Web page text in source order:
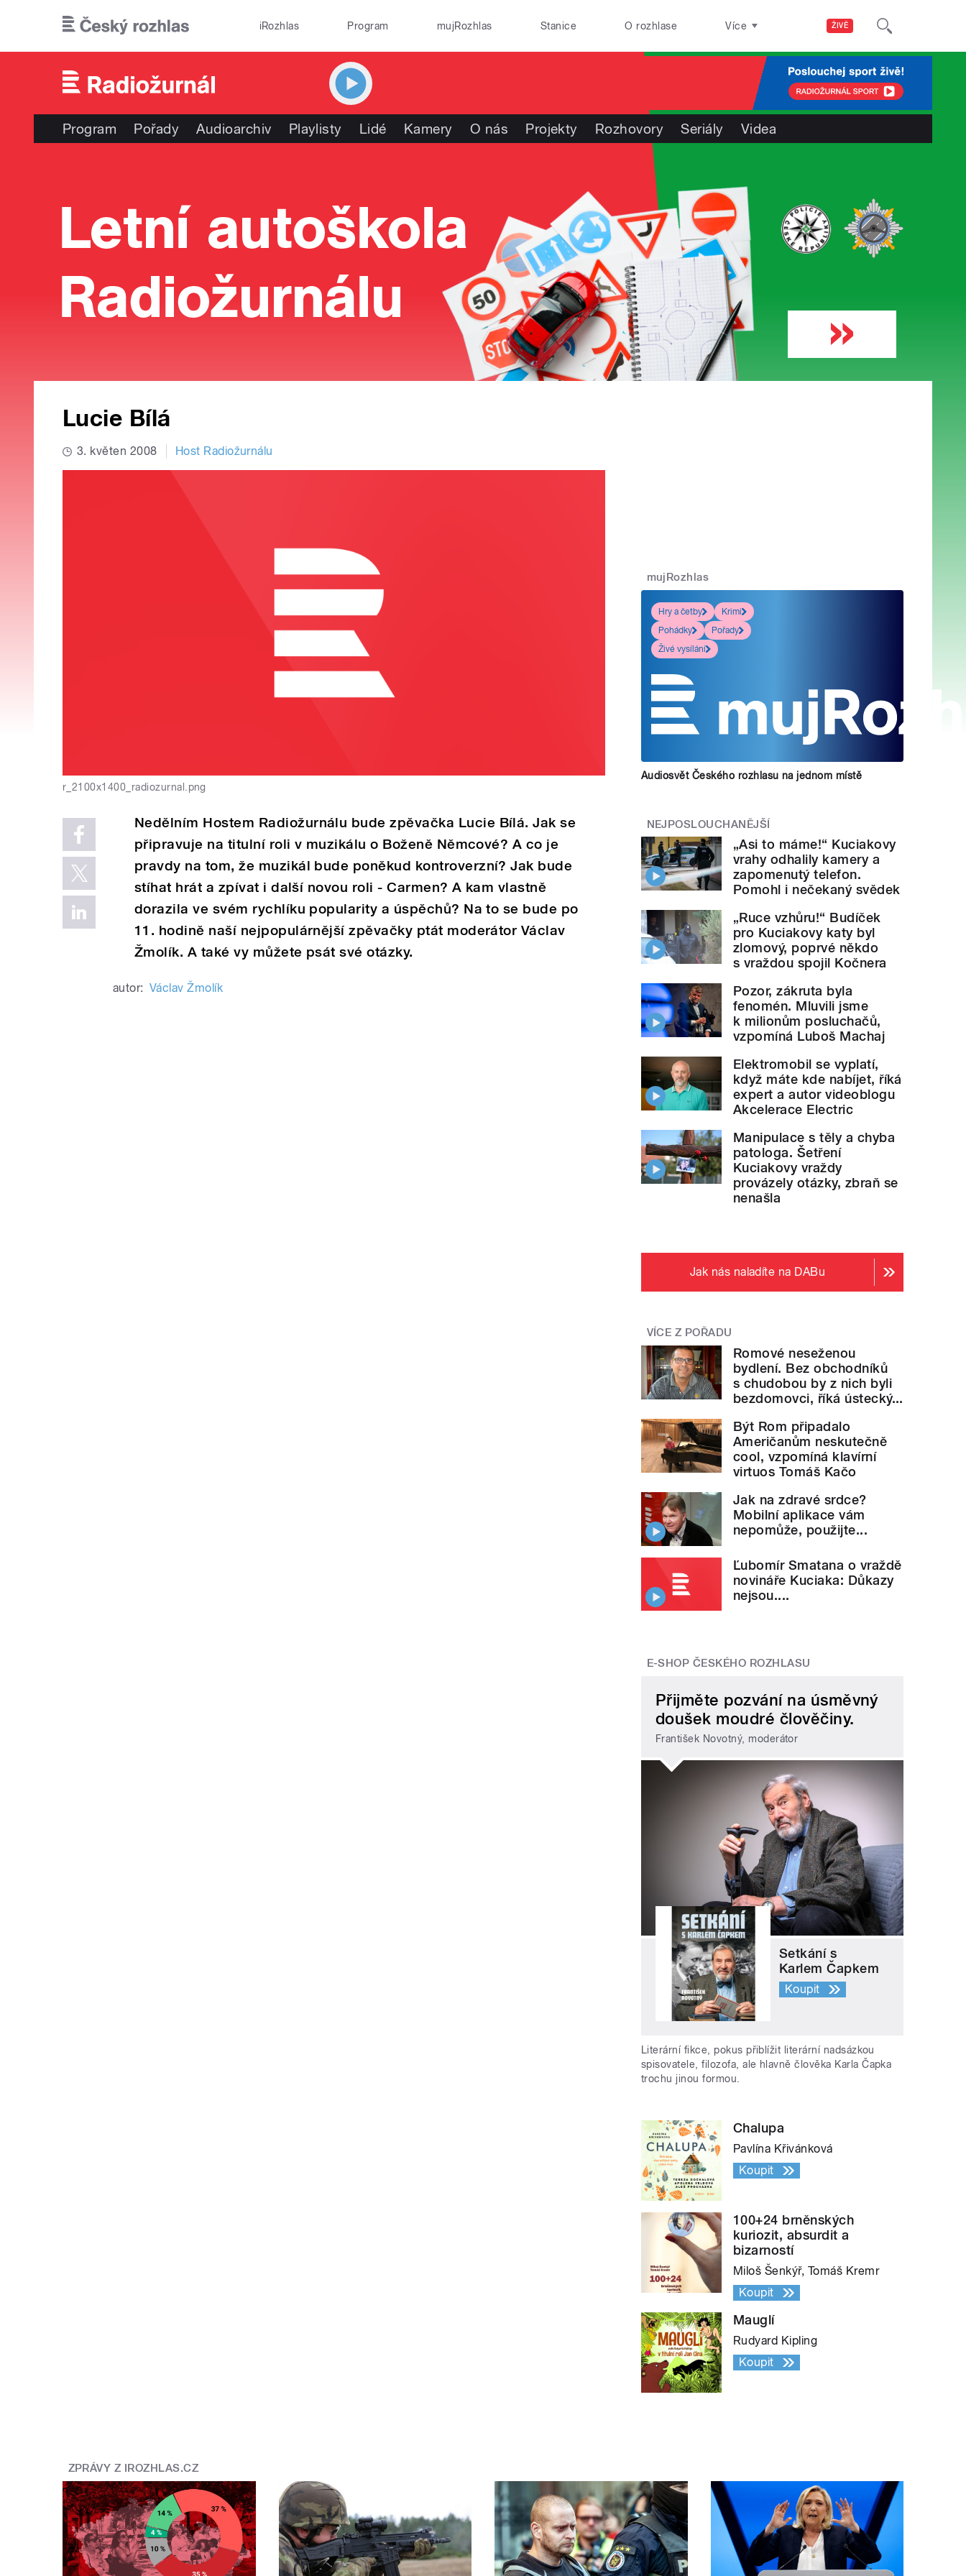
ŽIVĚ
iRozhlas Program mujRozhlas Stanice O rozhlase Více
Program Pořady Audioarchiv Playlisty Lidé Kamery O nás Projekty Rozhovory Seriály Videa
Lucie Bílá
3. květen 2008 Host Radiožurnálu
r_2100x1400_radiozurnal.png
Nedělním Hostem Radiožurnálu bude zpěvačka Lucie Bílá. Jak se
připravuje na titulní roli v muzikálu o Boženě Němcové? A co je
pravdy na tom, že muzikál bude poněkud kontroverzní? Jak bude
stíhat hrát a zpívat i další novou roli - Carmen? A kam vlastně
dorazila ve svém rychlíku popularity a úspěchů? Na to se bude po
11. hodině naší nejpopulárnější zpěvačky ptát moderátor Václav
Žmolík. A také vy můžete psát své otázky.
autor: Václav Žmolík
mujRozhlas
Hry a četby
Krimi
Pohádky
Pořady
Živé vysílání
Audiosvět Českého rozhlasu na jednom místě
NEJPOSLOUCHANĚJŠÍ
„Asi to máme!“ Kuciakovy
vrahy odhalily kamery a
zapomenutý telefon.
Pomohl i nečekaný svědek
„Ruce vzhůru!“ Budíček
pro Kuciakovy katy byl
zlomový, poprvé někdo
s vraždou spojil Kočnera
Pozor, zákruta byla
fenomén. Mluvili jsme
k milionům posluchačů,
vzpomíná Luboš Machaj
Elektromobil se vyplatí,
když máte kde nabíjet, říká
expert a autor videoblogu
Akcelerace Electric
Manipulace s těly a chyba
patologa. Šetření
Kuciakovy vraždy
provázely otázky, zbraň se
nenašla
Jak nás naladíte na DABu
VÍCE Z POŘADU
Romové neseženou
bydlení. Bez obchodníků
s chudobou by z nich byli
bezdomovci, říká ústecký...
Být Rom připadalo
Američanům neskutečně
cool, vzpomíná klavírní
virtuos Tomáš Kačo
Jak na zdravé srdce?
Mobilní aplikace vám
nepomůže, použijte...
Ľubomír Smatana o vraždě
novináře Kuciaka: Důkazy
nejsou....
E-SHOP ČESKÉHO ROZHLASU
Přijměte pozvání na úsměvný
doušek moudré člověčiny.
František Novotný, moderátor
Setkání s
Karlem Čapkem
Koupit
Literární fikce, pokus přiblížit literární nadsázkou
spisovatele, filozofa, ale hlavně člověka Karla Čapka
trochu jinou formou.
Chalupa
Pavlína Křivánková
Koupit
100+24 brněnských
kuriozit, absurdit a
bizarností
Miloš Šenkýř, Tomáš Kremr
Koupit
Mauglí
Rudyard Kipling
Koupit
ZPRÁVY Z IROZHLAS.CZ